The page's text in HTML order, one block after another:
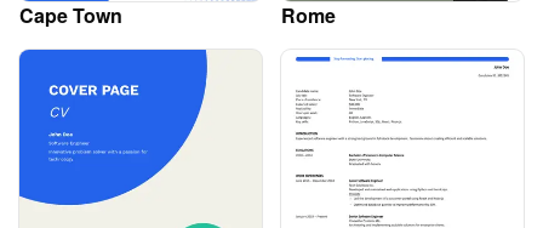
Cape Town Rome